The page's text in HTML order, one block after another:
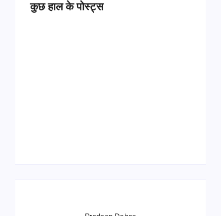
कुछ हाल के पोस्ट्स